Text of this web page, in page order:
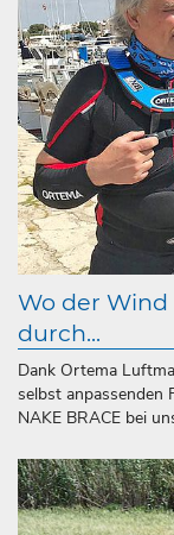
Wo der
durch...
Dank Ortema
selbst anpassenden
NAKE BRACE bei